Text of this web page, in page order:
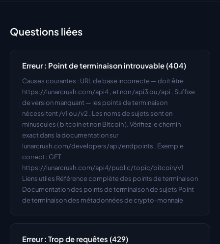
Questions liées
Erreur : Point de terminaison introuvable (404)
Causes courantes : URL de base incorrecte — doit être
https://lunarcrush.com/api4 , et non /api3 ou /api . Suffixe
de version manquant — les points de terminaison
nécessitent /v1 ou /v2 . Les noms de sujets sont en
minuscules ( bitcoin et non Bitcoin ). Vérifiez le chemin
exact dans la documentation sur
lunarcrush.com/developers/api/endpoints . Exemple
correct : GET
https://lunarcrush.com/api4/public/topic/bitcoin/v1
Liens utiles Référence complète des points de terminaison
Documentation des points de terminaison de sujets Point
de terminaison des métadonnées de crypto-monnaie
Erreur : Trop de requêtes (429)